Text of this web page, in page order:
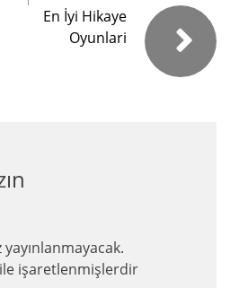
En İyi Hikaye
Oyunlari
ile işaretlenmişlerdir